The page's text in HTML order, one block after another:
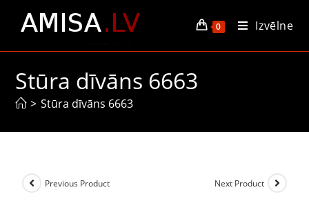
0 Izvēlne
Stūra dīvāns 6663
> Stūra dīvāns 6663
Previous Product Next Product